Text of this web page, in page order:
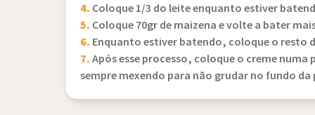
4. Coloque 1/3 do leite enquanto estiver
5. Coloque 70gr de maizena e volte a bater
6. Enquanto estiver batendo, coloque o resto
7.Após esse processo, coloque o creme
sempre mexendo para não grudar no fundo da